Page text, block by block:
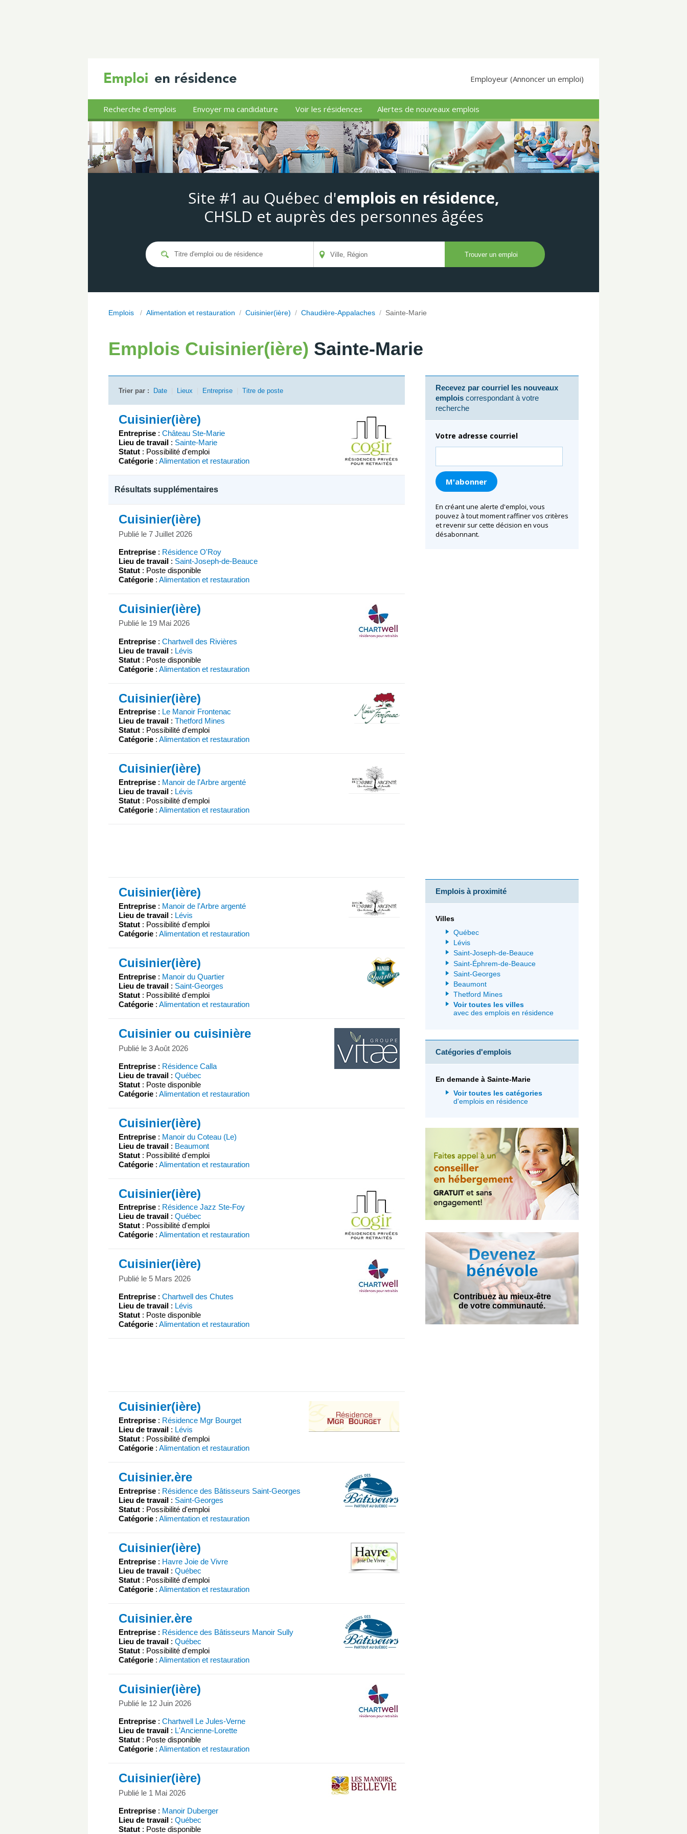
Employeur (Annoncer un emploi)
Recherche d'emplois Envoyer ma candidature Voir les résidences Alertes de nouveaux emplois
Site #1 au Québec d'emplois en résidence,
CHSLD et auprès des personnes âgées
Emplois / Alimentation et restauration / Cuisinier(ière) / Chaudière-Appalaches / Sainte-Marie
Emplois Cuisinier(ière) Sainte-Marie
Trier par : Date Lieux Entreprise Titre de poste
Cuisinier(ière)
Entreprise : Château Ste-Marie
Lieu de travail : Sainte-Marie
Statut : Possibilité d'emploi
Catégorie : Alimentation et restauration
Résultats supplémentaires
Cuisinier(ière)
Publié le 7 Juillet 2026
Entreprise : Résidence O'Roy
Lieu de travail : Saint-Joseph-de-Beauce
Statut : Poste disponible
Catégorie : Alimentation et restauration
Cuisinier(ière)
Publié le 19 Mai 2026
Entreprise : Chartwell des Rivières
Lieu de travail : Lévis
Statut : Poste disponible
Catégorie : Alimentation et restauration
Cuisinier(ière)
Entreprise : Le Manoir Frontenac
Lieu de travail : Thetford Mines
Statut : Possibilité d'emploi
Catégorie : Alimentation et restauration
Cuisinier(ière)
Entreprise : Manoir de l'Arbre argenté
Lieu de travail : Lévis
Statut : Possibilité d'emploi
Catégorie : Alimentation et restauration
Cuisinier(ière)
Entreprise : Manoir de l'Arbre argenté
Lieu de travail : Lévis
Statut : Possibilité d'emploi
Catégorie : Alimentation et restauration
Cuisinier(ière)
Entreprise : Manoir du Quartier
Lieu de travail : Saint-Georges
Statut : Possibilité d'emploi
Catégorie : Alimentation et restauration
Cuisinier ou cuisinière
Publié le 3 Août 2026
Entreprise : Résidence Calla
Lieu de travail : Québec
Statut : Poste disponible
Catégorie : Alimentation et restauration
Cuisinier(ière)
Entreprise : Manoir du Coteau (Le)
Lieu de travail : Beaumont
Statut : Possibilité d'emploi
Catégorie : Alimentation et restauration
Cuisinier(ière)
Entreprise : Résidence Jazz Ste-Foy
Lieu de travail : Québec
Statut : Possibilité d'emploi
Catégorie : Alimentation et restauration
Cuisinier(ière)
Publié le 5 Mars 2026
Entreprise : Chartwell des Chutes
Lieu de travail : Lévis
Statut : Poste disponible
Catégorie : Alimentation et restauration
Cuisinier(ière)
Entreprise : Résidence Mgr Bourget
Lieu de travail : Lévis
Statut : Possibilité d'emploi
Catégorie : Alimentation et restauration
Cuisinier.ère
Entreprise : Résidence des Bâtisseurs Saint-Georges
Lieu de travail : Saint-Georges
Statut : Possibilité d'emploi
Catégorie : Alimentation et restauration
Cuisinier(ière)
Entreprise : Havre Joie de Vivre
Lieu de travail : Québec
Statut : Possibilité d'emploi
Catégorie : Alimentation et restauration
Cuisinier.ère
Entreprise : Résidence des Bâtisseurs Manoir Sully
Lieu de travail : Québec
Statut : Possibilité d'emploi
Catégorie : Alimentation et restauration
Cuisinier(ière)
Publié le 12 Juin 2026
Entreprise : Chartwell Le Jules-Verne
Lieu de travail : L'Ancienne-Lorette
Statut : Poste disponible
Catégorie : Alimentation et restauration
Cuisinier(ière)
Publié le 1 Mai 2026
Entreprise : Manoir Duberger
Lieu de travail : Québec
Statut : Poste disponible
Recevez par courriel les nouveaux
emplois correspondant à votre
recherche
Votre adresse courriel
En créant une alerte d'emploi, vous
pouvez à tout moment raffiner vos critères
et revenir sur cette décision en vous
désabonnant.
Emplois à proximité
Villes
Québec
Lévis
Saint-Joseph-de-Beauce
Saint-Éphrem-de-Beauce
Saint-Georges
Beaumont
Thetford Mines
Voir toutes les villes
avec des emplois en résidence
Catégories d'emplois
En demande à Sainte-Marie
Voir toutes les catégories
d'emplois en résidence
Devenez
bénévole
Contribuez au mieux-être
de votre communauté.